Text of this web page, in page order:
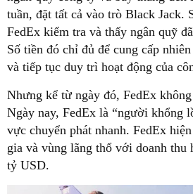
tuần, đặt tất cả vào trò Black Jack.
FedEx kiểm tra và thấy ngân quỹ
Số tiền đó chỉ đủ để cung cấp
và tiếp tục duy trì hoạt động của
Nhưng kể từ ngày đó, FedEx
Ngày nay, FedEx là “người khổng
vực chuyển phát nhanh. FedEx
gia và vùng lãng thổ với doanh thu
tỷ USD.